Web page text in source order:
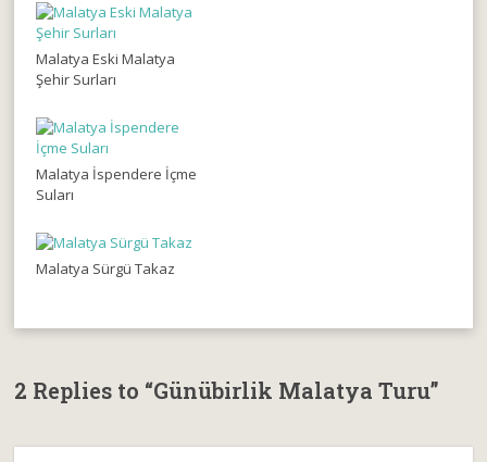
Malatya Eski Malatya
Şehir Surları
Malatya İspendere İçme
Suları
Malatya Sürgü Takaz
2 Replies to “Günübirlik Malatya Turu”